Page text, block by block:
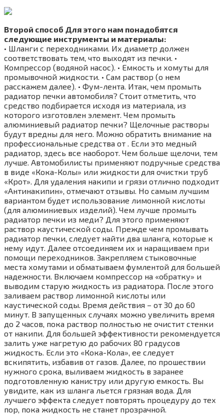
Второй способ Для этого нам понадобятся
следующие инструменты и материалы:
• Шланги с переходниками. Их диаметр должен
соответствовать тем, что выходят из печки. •
Компрессор (водяной насос). • Емкость и хомуты для
промывочной жидкости. • Сам раствор (о нем
расскажем далее). • Фум-лента. Итак, чем промыть
радиатор печки автомобиля? Стоит отметить, что
средство подбирается исходя из материала, из
которого изготовлен элемент. Чем промыть
алюминиевый радиатор печки? Щелочные растворы
будут вредны для него. Можно обратить внимание на
профессиональные средства от . Если это медный
радиатор, здесь все наоборот. Чем больше щелочи, тем
лучше. Автомобилисты применяют подручные средства
в виде «Кока-Колы» или жидкости для очистки труб
«Крот». Для удаления накипи и грязи отлично подходит
«Антинакипин», отмечают отзывы. Но самым лучшим
вариантом будет использование лимонной кислоты
(для алюминиевых изделий). Чем лучше промыть
радиатор печки из меди? Для этого применяют
раствор каустической соды. Прежде чем промывать
радиатор печки, следует найти два шланга, которые к
нему идут. Далее отсоединяем их и наращиваем при
помощи переходников. Закрепляем стыковочные
места хомутами и обматываем фумлентой для большей
надежности. Включаем компрессор на «обратку» и
выводим старую жидкость из радиатора. После этого
заливаем раствор лимонной кислоты или
каустической соды. Время действия – от 30 до 60
минут. В запущенных случаях можно увеличить время
до 2 часов, пока раствор полностью не очистит стенки
от накипи. Для большей эффективности рекомендуется
залить уже нагретую до рабочих 80 градусов
жидкость. Если это «Кока-Кола», ее следует
вскипятить, избавив от газов. Далее, по прошествии
нужного срока, выливаем жидкость в заранее
подготовленную канистру или другую емкость. Вы
увидите, как из шланга льется грязная вода. Для
лучшего эффекта следует повторять процедуру до тех
пор, пока жидкость не станет прозрачной.